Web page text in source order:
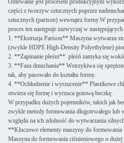
Odlewanie jest procesem produkcyjnym
części z tworzyw sztucznych poprzez
sztucznych (parison) wewnątrz formy.W
proces ten następuje zazwyczaj w następujących
1. **Ekstruzja Parison** Maszyna wytwarza
(zwykle HDPE High-Density Polyethylene)
2. **Zapinanie pleśni** ️ pleśń zamyka się
3. **Faza dmuchania** Wstrzykiwa się
tak, aby pasowało do kształtu formy.
4. **Ochłodzenie i wyrzucenie** Plastikowe
otwiera się formę i wyrzuca gotową beczkę.
W przypadku dużych pojemników, takich jak
zwykle metody formowania długotrwałego lub
względu na ich zdolność do wytwarzania
**Kluczowe elementy maszyny do
Maszyna do formowania ciśnieniowego o dużej